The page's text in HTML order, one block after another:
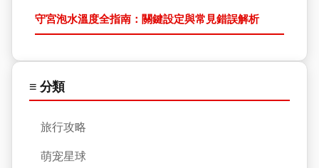
守宮泡水溫度全指南：關鍵設定與常見錯誤解析
≡ 分類
旅行攻略
萌宠星球